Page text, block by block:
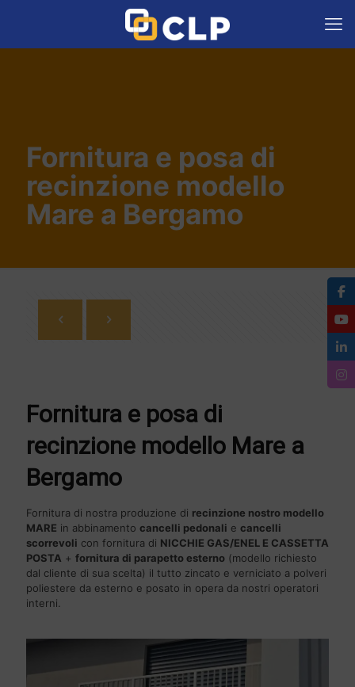
Fornitura e posa di
recinzione modello
Mare a Bergamo
Fornitura e posa di
recinzione modello Mare a
Bergamo
Fornitura di nostra produzione di recinzione nostro modello
MARE in abbinamento cancelli pedonali e cancelli
scorrevoli con fornitura di NICCHIE GAS/ENEL E CASSETTA
POSTA + fornitura di parapetto esterno (modello richiesto
dal cliente di sua scelta) il tutto zincato e verniciato a polveri
poliestere da esterno e posato in opera da nostri operatori
interni.